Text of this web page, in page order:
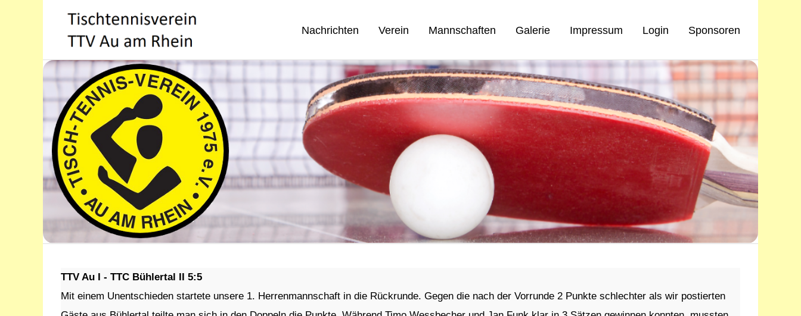
Nachrichten Verein Mannschaften Galerie Impressum Login Sponsoren
TTV Au I - TTC Bühlertal II 5:5
Mit einem Unentschieden startete unsere 1. Herrenmannschaft in die Rückrunde. Gegen die nach der Vorrunde 2 Punkte schlechter als wir postierten